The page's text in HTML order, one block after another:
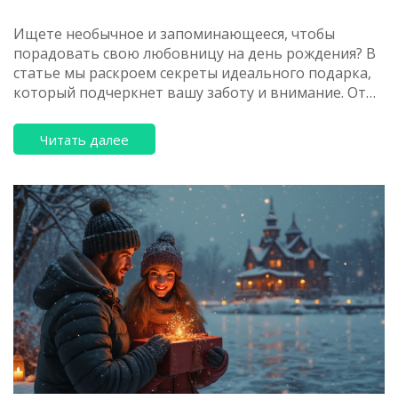
Ищете необычное и запоминающееся, чтобы
порадовать свою любовницу на день рождения? В
статье мы раскроем секреты идеального подарка,
который подчеркнет вашу заботу и внимание. От
впечатлений – выберите то, что сделает её день
по-настоящему особенным. Используйте наши
событием, которое она никогда не забудет.
Читать далее